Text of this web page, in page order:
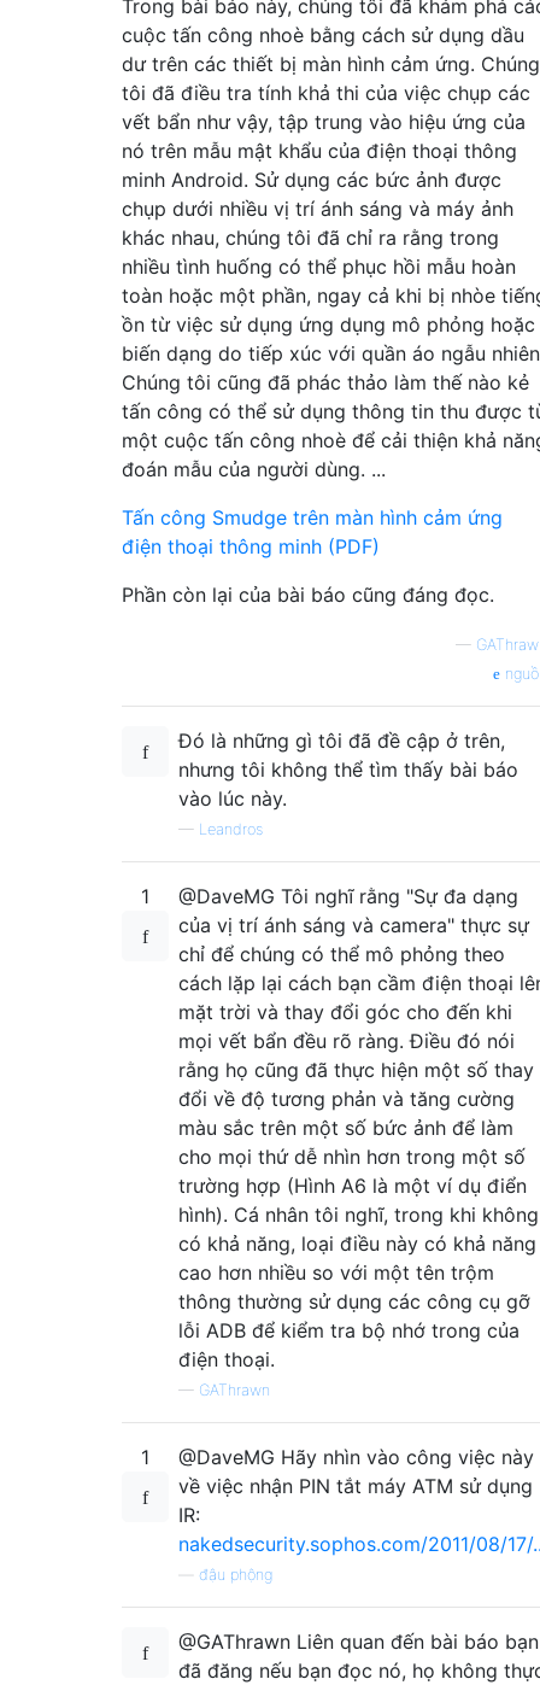
Trong bài báo này, chúng tôi đã khám phá
cuộc tấn công nhoè bằng cách sử dụng dầu
dư trên các thiết bị màn hình cảm ứng. Chúng
tôi đã điều tra tính khả thi của việc chụp các
vết bẩn như vậy, tập trung vào hiệu ứng của
nó trên mẫu mật khẩu của điện thoại thông
minh Android. Sử dụng các bức ảnh được
chụp dưới nhiều vị trí ánh sáng và máy ảnh
khác nhau, chúng tôi đã chỉ ra rằng trong
nhiều tình huống có thể phục hồi mẫu hoàn
toàn hoặc một phần, ngay cả khi bị nhòe
ồn từ việc sử dụng ứng dụng mô phỏng hoặc
biến dạng do tiếp xúc với quần áo ngẫu
Chúng tôi cũng đã phác thảo làm thế nào kẻ
tấn công có thể sử dụng thông tin thu được
một cuộc tấn công nhoè để cải thiện khả
đoán mẫu của người dùng. ...
Tấn công Smudge trên màn hình cảm ứng
điện thoại thông minh (PDF)
Phần còn lại của bài báo cũng đáng đọc.
—
Đó là những gì tôi đã đề cập ở trên,
nhưng tôi không thể tìm thấy bài báo
vào lúc này.
— Leandros
1
@DaveMG Tôi nghĩ rằng "Sự đa dạng
của vị trí ánh sáng và camera" thực sự
chỉ để chúng có thể mô phỏng theo
cách lặp lại cách bạn cầm điện thoại
mặt trời và thay đổi góc cho đến khi
mọi vết bẩn đều rõ ràng. Điều đó nói
rằng họ cũng đã thực hiện một số thay
đổi về độ tương phản và tăng cường
màu sắc trên một số bức ảnh để làm
cho mọi thứ dễ nhìn hơn trong một số
trường hợp (Hình A6 là một ví dụ điển
hình). Cá nhân tôi nghĩ, trong khi không
có khả năng, loại điều này có khả năng
cao hơn nhiều so với một tên trộm
thông thường sử dụng các công cụ gỡ
lỗi ADB để kiểm tra bộ nhớ trong của
điện thoại.
— GAThrawn
1
@DaveMG Hãy nhìn vào công việc này
về việc nhận PIN tắt máy ATM sử dụng
IR:
nakedsecurity.sophos.com/2011/08/17/
đậu phộng
@GAThrawn Liên quan đến bài báo bạn
đã đăng nếu bạn đọc nó, họ không